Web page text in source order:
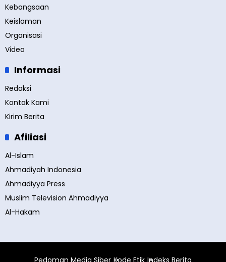
Kebangsaan
Keislaman
Organisasi
Video
Informasi
Redaksi
Kontak Kami
Kirim Berita
Afiliasi
Al-Islam
Ahmadiyah Indonesia
Ahmadiyya Press
Muslim Television Ahmadiyya
Al-Hakam
Pedoman Media Siber Kode Etik Indeks Berita